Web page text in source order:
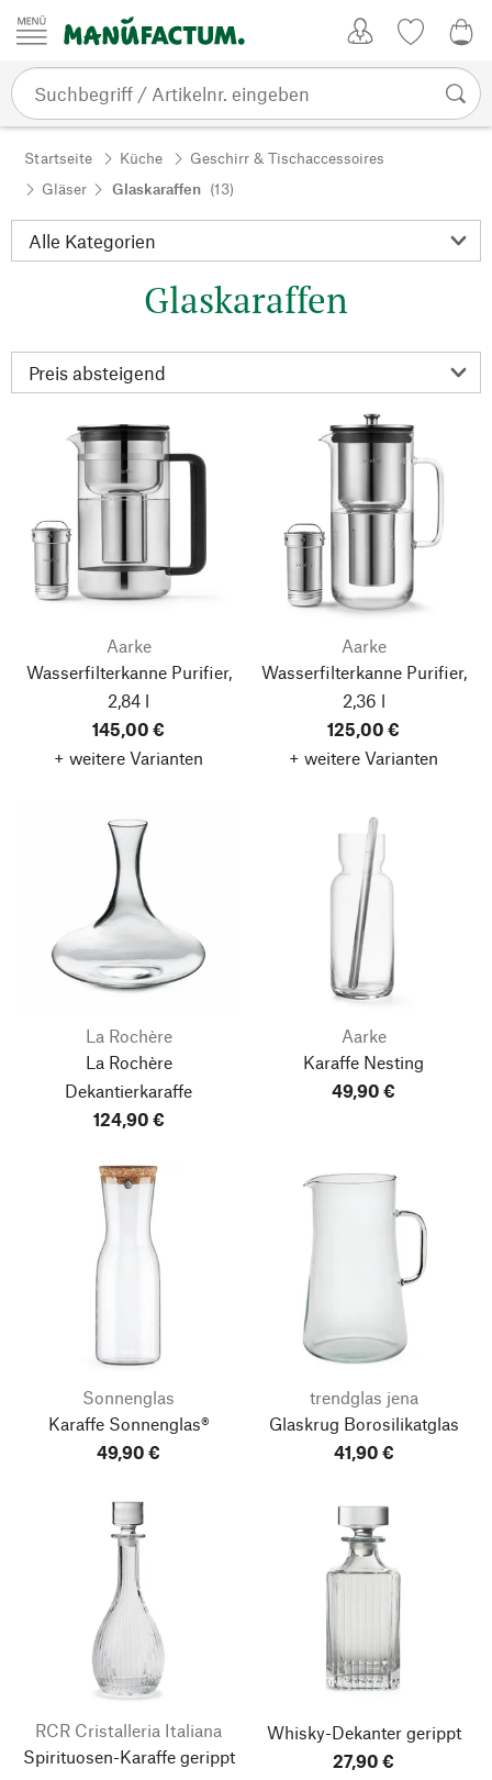
Zum Inhalt springen
Startseite Küche
Geschirr & Tischaccessoires
Gläser
Glaskaraffen (13)
Glaskaraffen
Aarke
Wasserfilterkanne Purifier,
2,84 l
145,00 €
+ weitere Varianten
Aarke
Wasserfilterkanne Purifier,
2,36 l
125,00 €
+ weitere Varianten
La Rochère
La Rochère
Dekantierkaraffe
124,90 €
Aarke
Karaffe Nesting
49,90 €
Sonnenglas
Karaffe Sonnenglas®
49,90 €
trendglas jena
Glaskrug Borosilikatglas
41,90 €
RCR Cristalleria Italiana
Spirituosen-Karaffe gerippt
Whisky-Dekanter gerippt
27,90 €